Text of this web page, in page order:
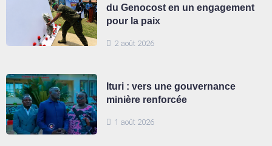
2 août 2026
du Genocost en un engagement
pour la paix
1 août 2026
Ituri : vers une gouvernance
minière renforcée